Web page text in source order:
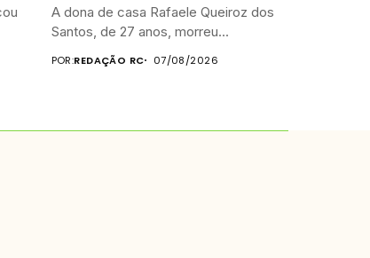
A dona de casa Rafaele Queiroz dos
Santos, de 27 anos, morreu...
POR:REDAÇÃO RC 07/08/2026